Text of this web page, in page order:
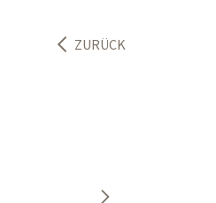
ZURÜCK